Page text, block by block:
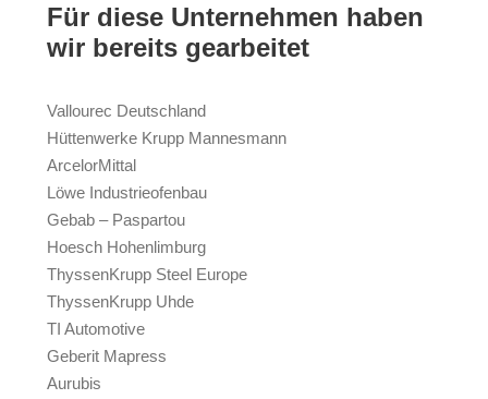
Für diese Unternehmen haben
wir bereits gearbeitet
Vallourec Deutschland
Hüttenwerke Krupp Mannesmann
ArcelorMittal
Löwe Industrieofenbau
Gebab – Paspartou
Hoesch Hohenlimburg
ThyssenKrupp Steel Europe
ThyssenKrupp Uhde
TI Automotive
Geberit Mapress
Aurubis